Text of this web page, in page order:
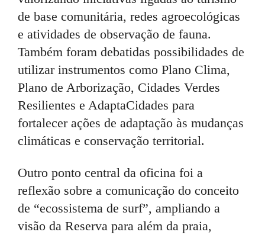
de base comunitária, redes agroecológicas
e atividades de observação de fauna.
Também foram debatidas possibilidades de
utilizar instrumentos como Plano Clima,
Plano de Arborização, Cidades Verdes
Resilientes e AdaptaCidades para
fortalecer ações de adaptação às mudanças
climáticas e conservação territorial.
Outro ponto central da oficina foi a
reflexão sobre a comunicação do conceito
de “ecossistema de surf”, ampliando a
visão da Reserva para além da praia,